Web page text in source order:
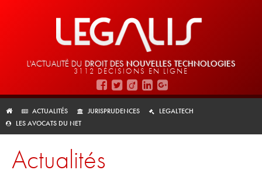
L'ACTUALITÉ DU DROIT DES NOUVELLES TECHNOLOGIES
3112 DÉCISIONS EN LIGNE
ACTUALITÉS JURISPRUDENCES
LEGALTECH
LES AVOCATS DU NET
Actualités